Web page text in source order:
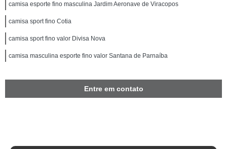
camisa esporte fino masculina Jardim Aeronave de Viracopos
camisa sport fino Cotia
camisa sport fino valor Divisa Nova
camisa masculina esporte fino valor Santana de Parnaíba
Entre em contato